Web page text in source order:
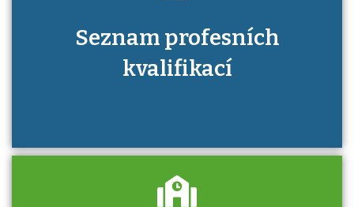
Seznam profesních
kvalifikací